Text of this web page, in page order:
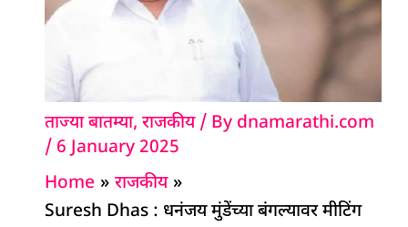
ताज्या बातम्या,राजकीय/ By dnamarathi.com
/ 6 January 2025
Home
राजकीय
Suresh Dhas : धनंजय मुंडेंच्या बंगल्यावर मीटिंग